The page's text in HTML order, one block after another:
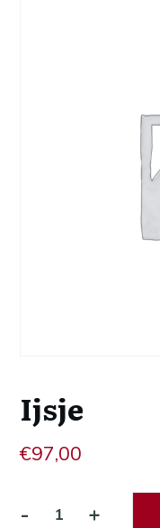
Ijsje
€97,00
- +